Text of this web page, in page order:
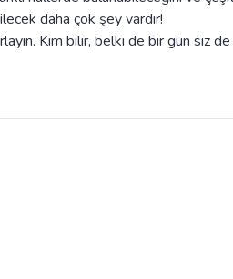
daha çok şey vardır!
Kim bilir, belki de bir gün siz